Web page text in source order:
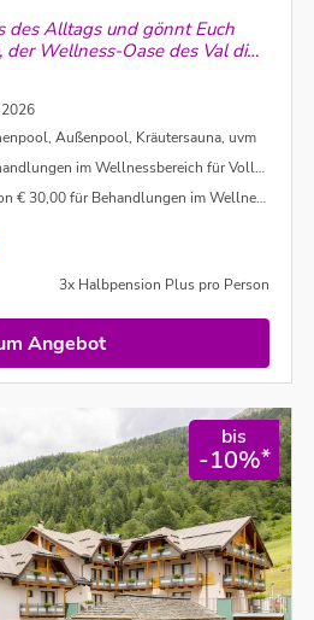
des Alltags und gönnt Euch
der Wellness-Oase des Val di
perfekt geschützt
wo Wasser und Luft
sind.
Außenpool, Kräutersauna, uvm
im Wellnessbereich für Vollzahler
für Behandlungen im Wellnessbereich für Vollzahler
3x Halbpension Plus pro Person
Angebot
bis
-10%*